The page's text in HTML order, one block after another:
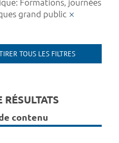
Formations, journées
grand public
TOUS LES FILTRES
RÉSULTATS
contenu